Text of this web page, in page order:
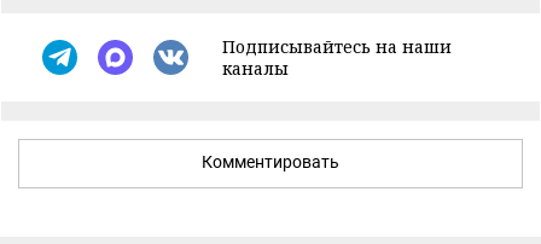
Подписывайтесь на наши
каналы
Комментировать